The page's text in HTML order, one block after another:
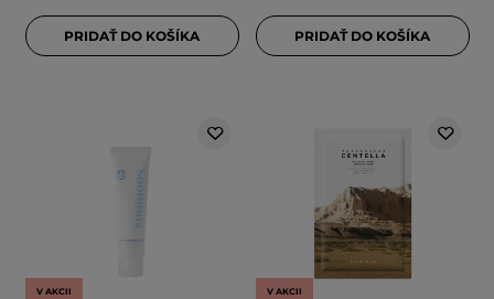
PRIDAŤ DO KOŠÍKA PRIDAŤ DO KOŠÍKA
V AKCII V AKCII